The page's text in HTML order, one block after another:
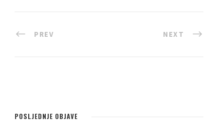
PREV NEXT
POSLJEDNJE OBJAVE